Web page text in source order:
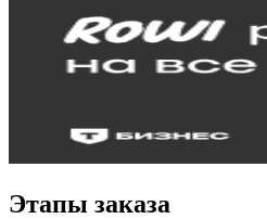
Этапы заказа